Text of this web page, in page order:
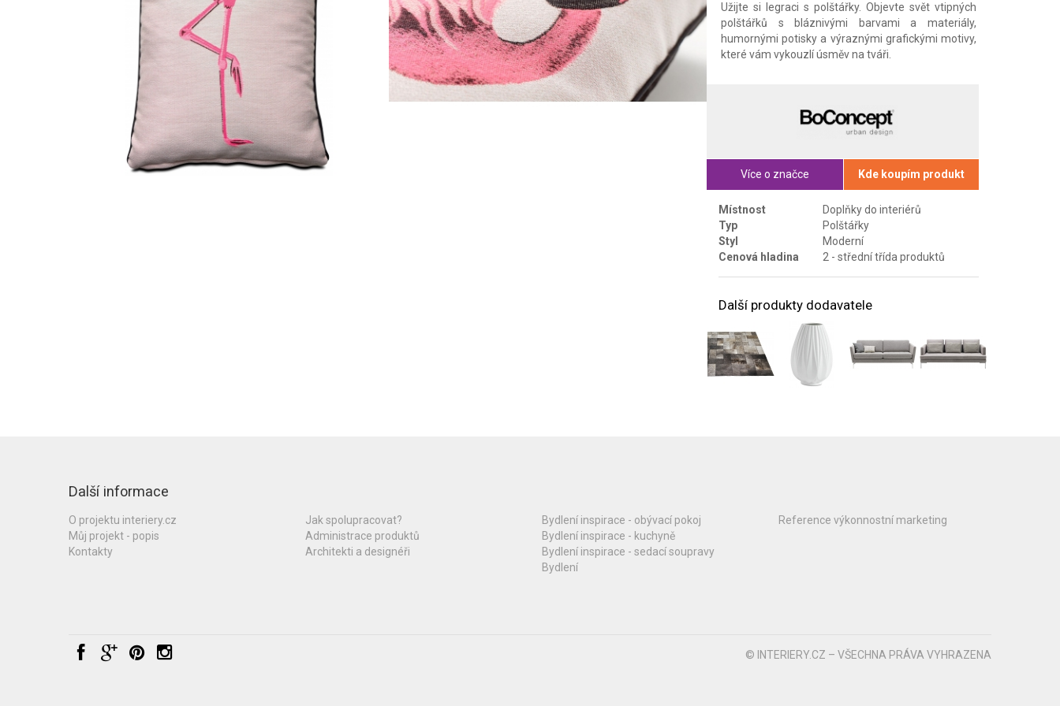
Užijte si legraci s polštářky. Objevte svět vtipných
polštářků s bláznivými barvami a materiály,
humornými potisky a výraznými grafickými motivy,
které vám vykouzlí úsměv na tváři.
Více o značce Kde koupím produkt
Místnost
Doplňky do interiérů
Typ
Polštářky
Styl
Moderní
Cenová hladina
2 - střední třída produktů
Další produkty dodavatele
Další informace
O projektu interiery.cz
Můj projekt - popis
Kontakty
Jak spolupracovat?
Administrace produktů
Architekti a designéři
Bydlení inspirace - obývací pokoj
Bydlení inspirace - kuchyně
Bydlení inspirace - sedací soupravy
Bydlení
Reference výkonnostní marketing
© INTERIERY.CZ – VŠECHNA PRÁVA VYHRAZENA